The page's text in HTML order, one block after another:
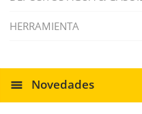
HERRAMIENTA
Novedades